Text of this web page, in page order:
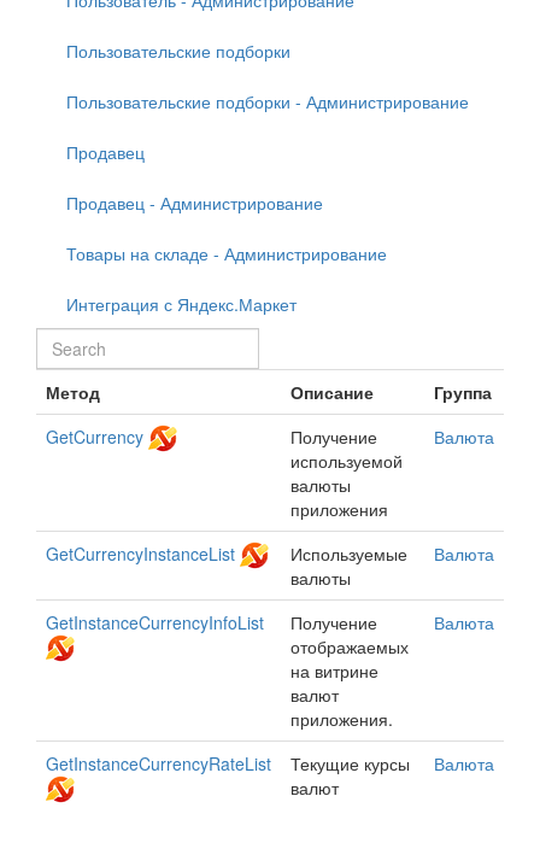
Пользовательские подборки
Пользовательские подборки - Администрирование
Продавец
Продавец - Администрирование
Товары на складе - Администрирование
Интеграция с Яндекс.Маркет
Метод Описание
Группа
GetCurrency
Получение
используемой
валюты
приложения
Валюта
GetCurrencyInstanceList
Используемые
валюты
Валюта
GetInstanceCurrencyInfoList
Получение
отображаемых
на витрине
валют
приложения.
Валюта
GetInstanceCurrencyRateList
Текущие курсы
валют
Валюта